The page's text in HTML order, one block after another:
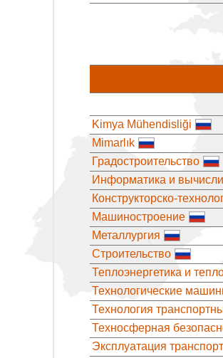
Kimya Mühendisliği
Mimarlık
Градостроительство
Информатика и
Конструкторско-
Машиностроение
Металлургия
Строительство
Теплоэнергетика и
Технологические
Технология
Техносферная
Эксплуатация